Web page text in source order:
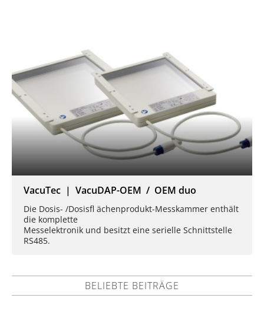
VacuTec | VacuDAP-OEM / OEM duo
Die Dosis- /Dosisfl ächenprodukt-Messkammer enthält
die komplette
Messelektronik und besitzt eine serielle Schnittstelle
RS485.
BELIEBTE BEITRÄGE